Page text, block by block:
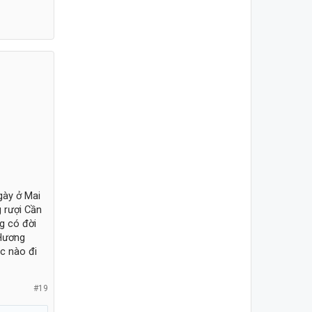
ở Mai
rượi Cần
có đời
nào đi
#19